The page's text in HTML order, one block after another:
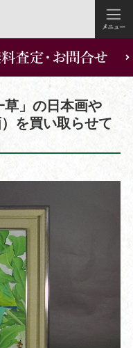
草」の日本画や
を買い取らせて